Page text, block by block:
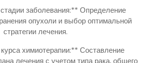
заболевания:** Определение
опухоли и выбор оптимальной
стратегии лечения.
химиотерапии:** Составление
лечения с учетом типа рака, общего